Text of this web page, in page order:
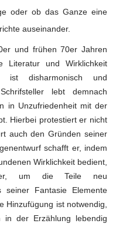
oder ob das Ganze eine
auseinander.
und frühen 70er Jahren
Literatur und Wirklichkeit
ist disharmonisch und
lebt demnach
in Unzufriedenheit mit der
Hierbei protestiert er nicht
auch den Gründen seiner
schafft er, indem
Wirklichkeit bedient,
um die Teile neu
seiner Fantasie Elemente
Hinzufügung ist notwendig,
in der Erzählung lebendig